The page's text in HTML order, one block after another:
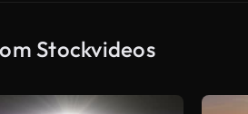
Stockvideos